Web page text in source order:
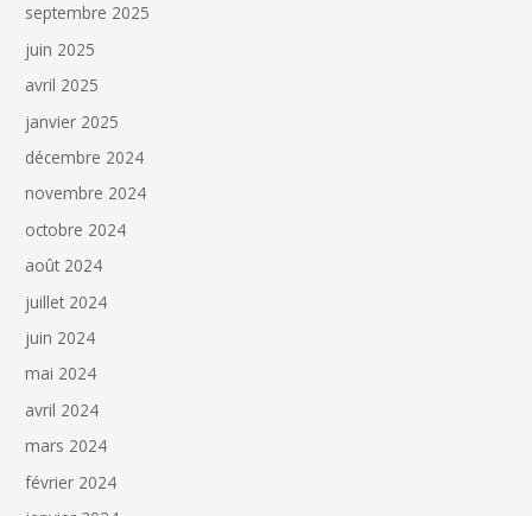
septembre 2025
juin 2025
avril 2025
janvier 2025
décembre 2024
novembre 2024
octobre 2024
août 2024
juillet 2024
juin 2024
mai 2024
avril 2024
mars 2024
février 2024